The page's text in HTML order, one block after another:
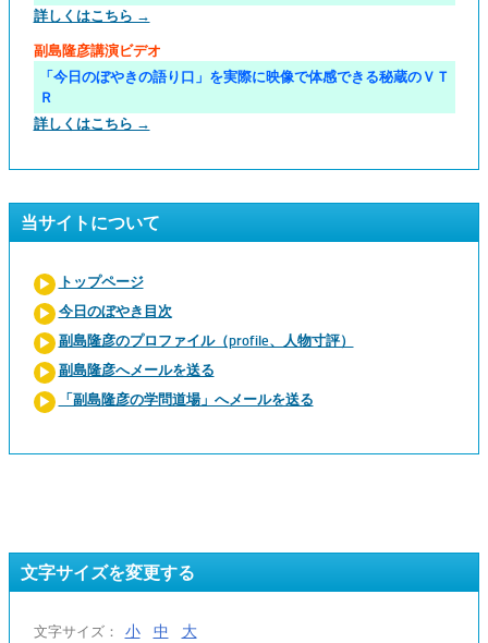
詳しくはこちら →
副島隆彦講演ビデオ
「今日のぼやきの語り口」を実際に映像で体感できる秘蔵のＶＴ
Ｒ
詳しくはこちら →
当サイトについて
トップページ
今日のぼやき目次
副島隆彦のプロファイル（profile、人物寸評）
副島隆彦へメールを送る
「副島隆彦の学問道場」へメールを送る
文字サイズを変更する
文字サイズ： 小 中 大